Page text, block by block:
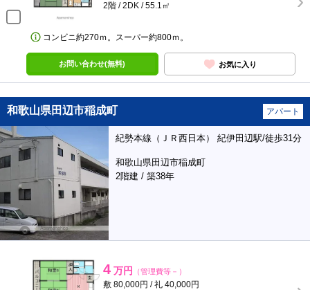
2階 / 2DK / 55.1㎡
コンビニ約270ｍ。スーパー約800ｍ。
お問い合わせ(無料) お気に入り
和歌山県田辺市稲成町 アパート
紀勢本線（ＪＲ西日本） 紀伊田辺駅/徒歩31分
和歌山県田辺市稲成町
2階建 / 築38年
4 万円 （管理費等－）
敷 80,000円 / 礼 40,000円